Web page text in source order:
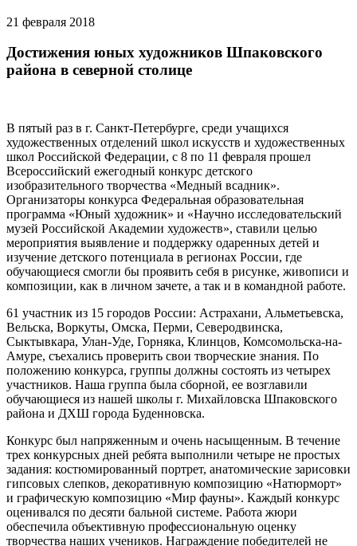
21 февраля 2018
Достижения юных художников Шпаковского
района в северной столице
В пятый раз в г. Санкт-Петербурге, среди учащихся
художественных отделений школ искусств и художественных
школ Российской Федерации, с 8 по 11 февраля прошел
Всероссийский ежегодный конкурс детского
изобразительного творчества «Медный всадник».
Организаторы конкурса Федеральная образовательная
программа «Юный художник» и «Научно исследовательский
музей Российской Академии художеств», ставили целью
мероприятия выявление и поддержку одаренных детей и
изучение детского потенциала в регионах России, где
обучающиеся смогли бы проявить себя в рисунке, живописи и
композиции, как в личном зачете, а так и в командной работе.
61 участник из 15 городов России: Астрахани, Альметьевска,
Вельска, Воркуты, Омска, Перми, Северодвинска,
Сыктывкара, Улан-Уде, Горняка, Клинцов, Комсомольска-на-
Амуре, съехались проверить свои творческие знания. По
положению конкурса, группы должны состоять из четырех
участников. Наша группа была сборной, ее возглавили
обучающиеся из нашей школы г. Михайловска Шпаковского
района и ДХШ города Буденновска.
Конкурс был напряженным и очень насыщенным. В течение
трех конкурсных дней ребята выполнили четыре не простых
задания: костюмированный портрет, анатомические зарисовки
гипсовых слепков, декоративную композицию «Натюрморт»
и графическую композицию «Мир фауны». Каждый конкурс
оценивался по десяти бальной системе. Работа жюри
обеспечила объективную профессиональную оценку
творчества наших учеников. Награждение победителей не